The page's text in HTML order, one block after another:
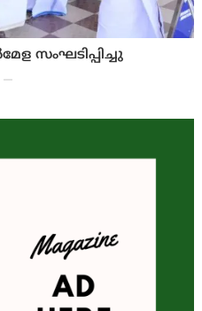
സംഘടിപ്പിച്ചു